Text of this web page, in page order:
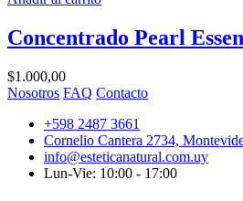
Concentrado Pearl
$1.000,00
Nosotros FAQ Contacto
+598 2487 3661
Cornelio Cantera 2734,
info@esteticanatural.com.uy
Lun-Vie: 10:00 - 17:00